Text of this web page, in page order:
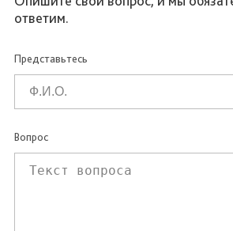
ответим.
Представьтесь
Вопрос